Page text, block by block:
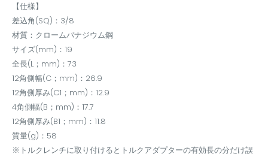
【仕様】
差込角(SQ)：3/8
材質：クロームバナジウム鋼
サイズ(mm)：19
全長(L；mm)：73
12角側幅(C；mm)：26.9
12角側厚み(C1；mm)：12.9
4角側幅(B；mm)：17.7
12角側厚み(B1；mm)：11.8
質量(g)：58
※トルクレンチに取り付けるとトルクアダプターの有効長の分だけ誤